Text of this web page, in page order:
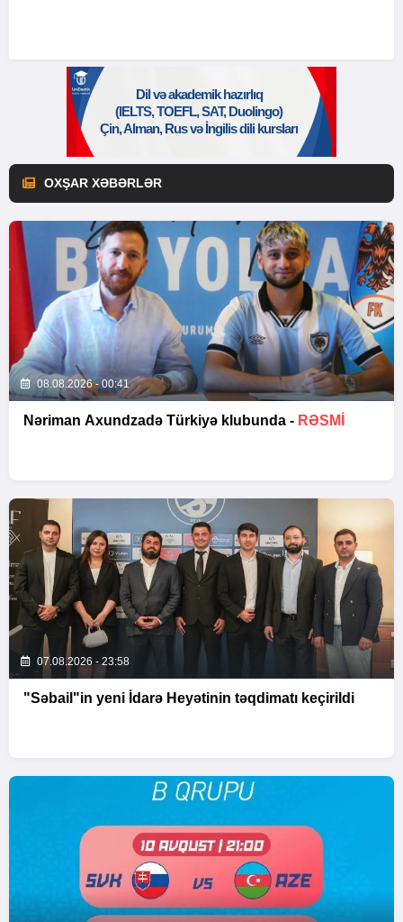
OXŞAR XƏBƏRLƏR
08.08.2026 - 00:41
Nəriman Axundzadə Türkiyə klubunda - RƏSMİ
07.08.2026 - 23:58
"Səbail"in yeni İdarə Heyətinin təqdimatı keçirildi